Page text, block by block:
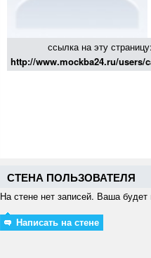
ссылка на эту
http://www.mockba24.ru/users/
СТЕНА ПОЛЬЗОВАТЕЛЯ
На стене нет записей. Ваша будет
Написать на стене